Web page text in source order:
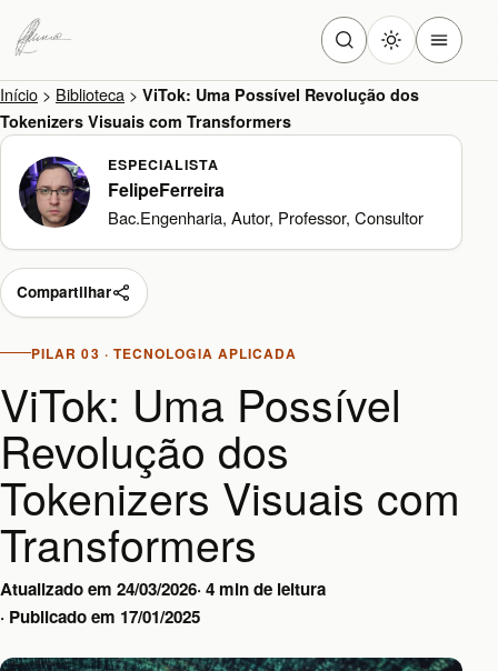
Início > Biblioteca > ViTok: Uma Possível Revolução dos
Tokenizers Visuais com Transformers
ESPECIALISTA
FelipeFerreira
Bac.Engenharia, Autor, Professor, Consultor
Compartilhar
PILAR 03 · TECNOLOGIA APLICADA
ViTok: Uma Possível
Revolução dos
Tokenizers Visuais com
Transformers
Atualizado em 24/03/2026· 4 min de leitura
· Publicado em 17/01/2025